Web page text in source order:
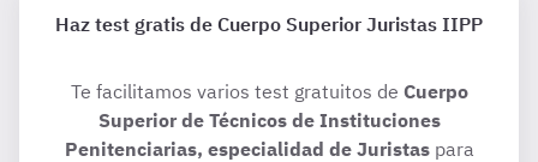
Haz test gratis de Cuerpo Superior Juristas IIPP
Te facilitamos varios test gratuitos de Cuerpo
Superior de Técnicos de Instituciones
Penitenciarias, especialidad de Juristaspara